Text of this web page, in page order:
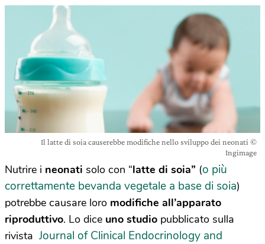
Il latte di soia causerebbe modifiche nello sviluppo dei neonati ©
Ingimage
Nutrire i neonati solo con “latte di soia” (o più
correttamente bevanda vegetale a base di soia)
potrebbe causare loro modifiche all’apparato
riproduttivo. Lo dice uno studio pubblicato sulla
rivistaJournal of Clinical Endocrinology and